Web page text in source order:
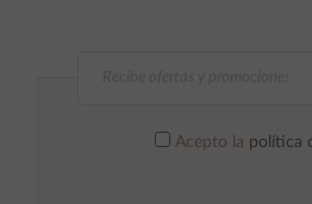
Acepto la política